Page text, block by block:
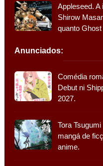
Appleseed.
Shirow
quanto Ghost
Anunciados:
Comédia
Debut ni
2027.
Tora
mangá de
anime.